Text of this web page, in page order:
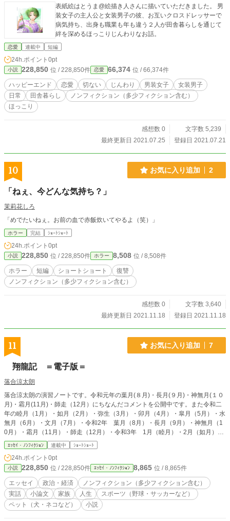
表紙絵はとうま@絵描き人さんに描いていただきました。 男
装女子の主人公と女装男子の彼、お互いクロスドレッサーで
病気持ち、出身も職業も年も違う２人が田舎暮らしを通じて
絆を深めるほっこりじんわりなお話。
恋愛 連載中 短編
24h.ポイント 0pt
小説 228,850 位 / 228,850件 恋愛 66,374 位 / 66,374件
ハッピーエンド 恋愛 切ない じんわり 男装女子
女装男子
日常
田舎暮らし
ノンフィクション（多少フィクション含む）
ほっこり
感想数 0
文字数 5,239
最終更新日 2021.07.25
登録日 2021.07.21
10 お気に入り追加 2
「ねぇ、今どんな気持ち？」
茉莉花しろ
「めでたいねぇ。お前の血で赤飯炊いてやるよ（笑）」
ホラー 完結 ｼｮｰﾄｼｮｰﾄ
24h.ポイント 0pt
小説 228,850 位 / 228,850件 ホラー 8,508 位 / 8,508件
ホラー 短編 ショートショート
復讐
ノンフィクション（多少フィクション含む）
感想数 0
文字数 3,640
最終更新日 2021.11.18
登録日 2021.11.18
11 お気に入り追加 7
翔龍記 ＝電子版＝
落合涼太朗
落合涼太朗の演習ノートです。令和元年の葉月(８月)・長月(９月)・神無月(１０
月)・霜月(11月)・師走（12月）にちなんだコメントを公開中です。また令和二
年の睦月（1月）・如月（2月）・弥生（3月）・卯月（4月）・皐月（5月）・水
無月（6月）・文月（7月）・令和2年 葉月（8月）・長月（9月）・神無月（1
0月）・霜月（11月）・師走（12月）・令和3年 1月（睦月）・2月（如月）・
3月（弥生）・4月（卯月）・5月（皐月）・6月（水無月）・7月（文月）・8月
（葉月）・9月（長月）・10月（神無月）・11月（霜月）・12月（師走）・令
和4年 1月（睦月）・2月（如月）・3月（弥生）・4月（卯月）・5月（皐
月）・6月（水無月）・7月（文月）・8月（葉月）・9月（長月）・10月（神無
月）・11月（霜月）・ 12月（師走）令和5年 1月（睦月）・2月（如月）・3月
（弥生）・4月（卯月)・5月 (皐月)そして6月(水無月）の記事もあります。
ｴｯｾｲ・ﾉﾝﾌｨｸｼｮﾝ 連載中 ｼｮｰﾄｼｮｰﾄ
24h.ポイント 0pt
小説 228,850 位 / 228,850件 ｴｯｾｲ・ﾉﾝﾌｨｸｼｮﾝ 8,865 位 / 8,865件
エッセイ 政治・経済
ノンフィクション（多少フィクション含む）
実話
小論文 家族 人生
スポーツ（野球・サッカーなど）
ペット（犬・ネコなど）
小説